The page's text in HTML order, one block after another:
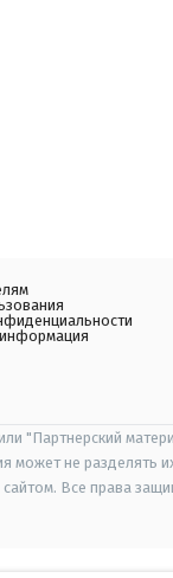
"Партнерский
может не разделять
сайтом. Все права